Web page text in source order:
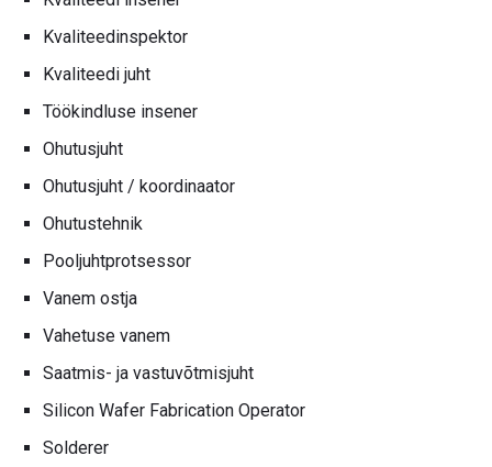
Kvaliteedinspektor
Kvaliteedi juht
Töökindluse insener
Ohutusjuht
Ohutusjuht / koordinaator
Ohutustehnik
Pooljuhtprotsessor
Vanem ostja
Vahetuse vanem
Saatmis- ja vastuvõtmisjuht
Silicon Wafer Fabrication Operator
Solderer